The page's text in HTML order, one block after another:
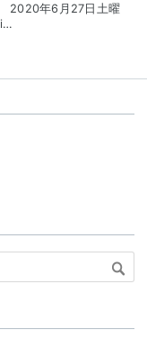
2020年6月27日土曜